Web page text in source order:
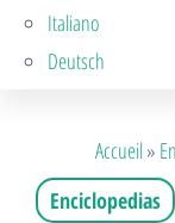
Italiano
Deutsch
Accueil»
Enciclopedias